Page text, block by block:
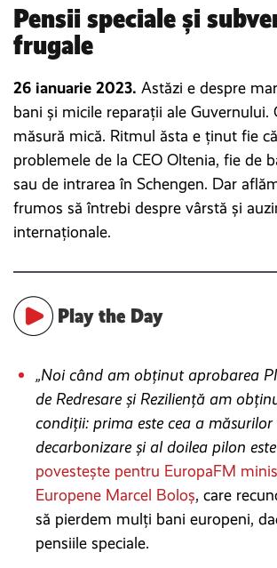
Pensii speciale și
frugale
26 ianuarie 2023. Astăzi e despre
bani și micile reparații ale Guvernului.
măsură mică. Ritmul ăsta e ținut fie
problemele de la CEO Oltenia, fie de
sau de intrarea în Schengen. Dar
frumos să întrebi despre vârstă și
internaționale.
Play the Day
„Noi când am obținut aprobarea
de Redresare și Reziliență am
condiții: prima este cea a măsurilor
decarbonizare și al doilea pilon
povestește pentru EuropaFM
Europene Marcel Boloș, care
să pierdem mulți bani europeni,
pensiile speciale.